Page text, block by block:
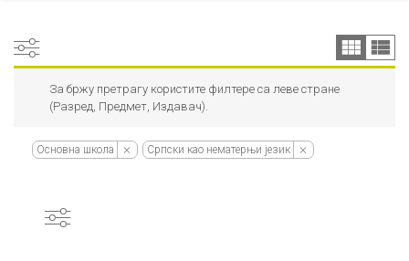
За бржу претрагу користите филтере са леве стране
(Разред, Предмет, Издавач).
Основна школа Српски као нематерњи језик